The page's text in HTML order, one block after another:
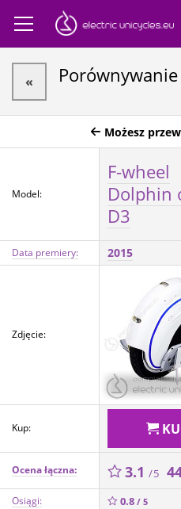
«
Możesz
Model:
F-wheel
Dolphin
D3
Data premiery: 2015
Zdjęcie:
Kup:
Ocena łączna: 3.1 / 5
Osiągi: 0.8 / 5